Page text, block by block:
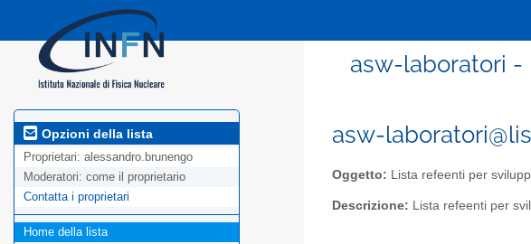
asw-laboratori -
Opzioni della lista
Proprietari: alessandro.brunengo
Moderatori: come il proprietario
Contatta i proprietari
Home della lista
asw-
Oggetto: Lista refeenti per
Descrizione: Lista refeenti per